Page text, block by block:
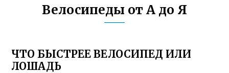
Велосипеды от А до Я
ЧТО БЫСТРЕЕ ВЕЛОСИПЕД ИЛИ
ЛОШАДЬ